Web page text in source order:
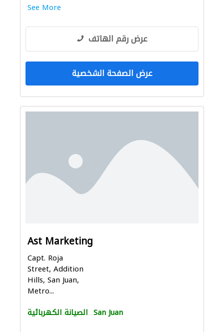
See More
عرض رقم الهاتف
عرض الصفحة الشخصية
Ast Marketing
Capt. Roja
Street, Addition
Hills, San Juan,
Metro...
الصيانة الكهربائية San Juan